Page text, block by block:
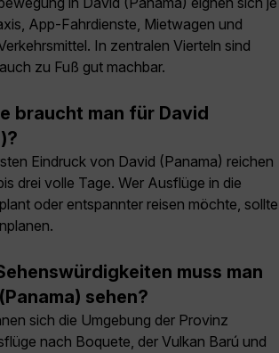
App-Fahrdienste, Mietwagen und
In zentralen Vierteln sind
zu Fuß gut machbar.
braucht man für David
Eindruck von David (Panama) reichen
drei volle Tage. Wer Ausflüge in die
oder entspannter reisen möchte, sollte
muss man
sehen?
sich die Umgebung der Provinz
nach Boquete, der Vulkan Barú und